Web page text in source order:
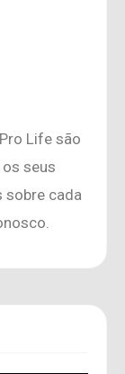
Life são
seus
sobre cada